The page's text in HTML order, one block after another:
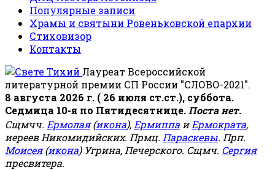
Популярные записи
Храмы и святыни Ровеньковской епархии
Стиховизор
Контакты
Лауреат Всероссийской
литературной премии СП России "СЛОВО-2021".
8 августа 2026 г. ( 26 июля ст.ст.), суббота.
Седмица 10-я по Пятидесятнице. Поста нет.
Сщмчч. Ермолая(икона), Ермиппа иЕрмократа,
иереев Никомидийских. Прмц. Параскевы. Прп.
Моисея(икона) Угрина, Печерского. Сщмч. Сергия
пресвитера.